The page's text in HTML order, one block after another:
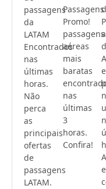
passagens
da
LATAM
Encontrados
nas
últimas
horas.
Não
perca
as
principais
ofertas
de
passagens
LATAM.
Passagens
Promo!
passagens
aéreas
mais
baratas
nas
últimas
3
horas.
Confira!
e